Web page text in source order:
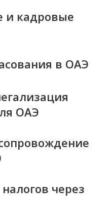
и кадровые
в ОАЭ
ОАЭ
через